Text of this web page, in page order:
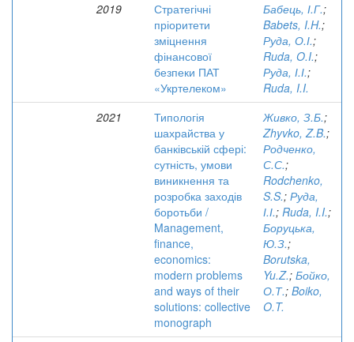
2019
Стратегічні
пріоритети
зміцнення
фінансової
безпеки ПАТ
«Укртелеком»
Бабець, І.Г.;
Babets, I.H.;
Руда, О.І.;
Ruda, O.I.;
Руда, І.І.;
Ruda, I.I.
2021
Типологія
шахрайства у
банківській сфері:
сутність, умови
виникнення та
розробка заходів
боротьби /
Management,
finance,
economics:
modern problems
and ways of their
solutions: collective
monograph
Живко, З.Б.;
Zhyvko, Z.B.;
Родченко,
С.С.;
Rodchenko,
S.S.; Руда,
І.І.; Ruda, I.I.;
Боруцька,
Ю.З.;
Borutska,
Yu.Z.; Бойко,
О.Т.; Boiko,
O.T.